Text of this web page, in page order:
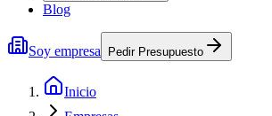
Blog
Soy empresa Pedir Presupuesto
Inicio